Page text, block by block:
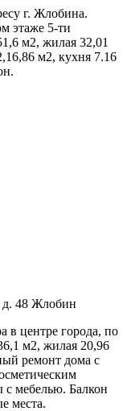
г. Жлобина.
этаже 5-ти
м2, жилая 32,01
м2, кухня 7.16
д. 48 Жлобин
в центре города, по
м2, жилая 20,96
ремонт дома с
с мебелью. Балкон
места.